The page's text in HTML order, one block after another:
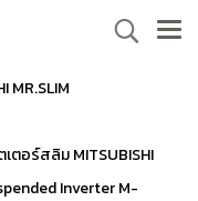
MR.SLIM
ตอร์สลิม MITSUBISHI
Inverter M-